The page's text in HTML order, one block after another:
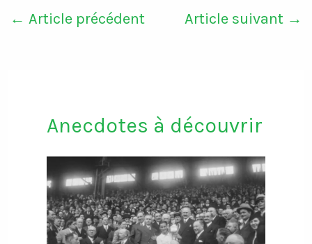
← Article précédent Article suivant →
Anecdotes à découvrir